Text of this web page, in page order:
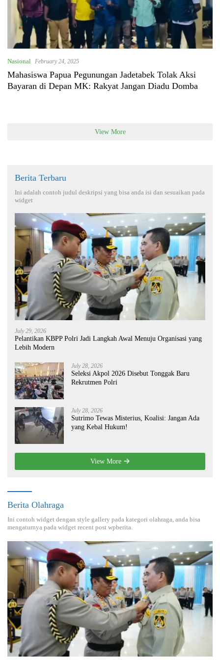
Nasional February 24, 2025
Mahasiswa Papua Pegunungan Jadetabek Tolak Aksi
Bayaran di Depan MK: Rakyat Jangan Diadu Domba
View More
Berita Terbaru
Ini adalah contoh judul deskripsi yang bisa anda isi dan sesuaikan pada
widget
July 29, 2026
Pelantikan KBPP Polri Jadi Langkah Awal Menuju Organisasi yang
Lebih Modern
July 28, 2026
Seleksi Akpol 2026 Disebut Tonggak Baru
Rekrutmen Polri
July 28, 2026
Sutrimo Tewas Misterius, Koalisi: Jangan Ada
yang Kebal Hukum!
View More
Berita Olahraga
Ini contoh widget dengan style gallery pada kategori olahraga, anda bisa
mengaturnya pada widget recent post wpberita.